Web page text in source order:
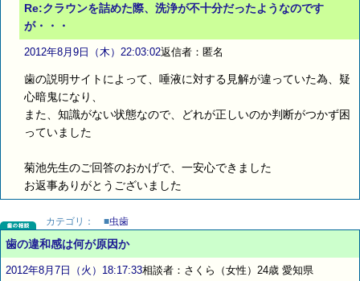
Re:クラウンを詰めた際、洗浄が不十分だったようなのです
が・・・
2012年8月9日（木）22:03:02返信者：匿名
歯の説明サイトによって、唾液に対する見解が違っていた為、疑
心暗鬼になり、
また、知識がない状態なので、どれが正しいのか判断がつかず困
っていました
菊池先生のご回答のおかげで、一安心できました
お返事ありがとうございました
カテゴリ： ■虫歯
歯の違和感は何が原因か
2012年8月7日（火）18:17:33相談者：さくら（女性）24歳 愛知県